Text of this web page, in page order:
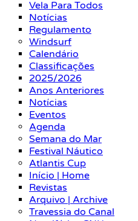
Vela Para Todos
Notícias
Regulamento
Windsurf
Calendário
Classificações
2025/2026
Anos Anteriores
Notícias
Eventos
Agenda
Semana do Mar
Festival Náutico
Atlantis Cup
Início | Home
Revistas
Arquivo | Archive
Travessia do Canal